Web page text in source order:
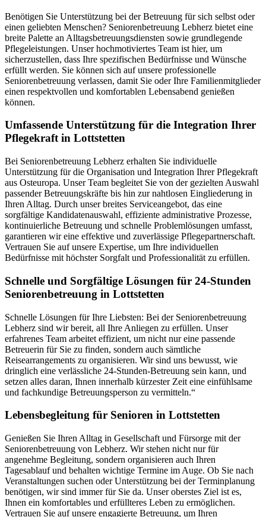
Benötigen Sie Unterstützung bei der Betreuung für sich selbst oder
einen geliebten Menschen? Seniorenbetreuung Lebherz bietet eine
breite Palette an Alltagsbetreuungsdiensten sowie grundlegende
Pflegeleistungen. Unser hochmotiviertes Team ist hier, um
sicherzustellen, dass Ihre spezifischen Bedürfnisse und Wünsche
erfüllt werden. Sie können sich auf unsere professionelle
Seniorenbetreuung verlassen, damit Sie oder Ihre Familienmitglieder
einen respektvollen und komfortablen Lebensabend genießen
können.
Umfassende Unterstützung für die Integration Ihrer
Pflegekraft in Lottstetten
Bei Seniorenbetreuung Lebherz erhalten Sie individuelle
Unterstützung für die Organisation und Integration Ihrer Pflegekraft
aus Osteuropa. Unser Team begleitet Sie von der gezielten Auswahl
passender Betreuungskräfte bis hin zur nahtlosen Eingliederung in
Ihren Alltag. Durch unser breites Serviceangebot, das eine
sorgfältige Kandidatenauswahl, effiziente administrative Prozesse,
kontinuierliche Betreuung und schnelle Problemlösungen umfasst,
garantieren wir eine effektive und zuverlässige Pflegepartnerschaft.
Vertrauen Sie auf unsere Expertise, um Ihre individuellen
Bedürfnisse mit höchster Sorgfalt und Professionalität zu erfüllen.
Schnelle und Sorgfältige Lösungen für 24-Stunden
Seniorenbetreuung in Lottstetten
Schnelle Lösungen für Ihre Liebsten: Bei der Seniorenbetreuung
Lebherz sind wir bereit, all Ihre Anliegen zu erfüllen. Unser
erfahrenes Team arbeitet effizient, um nicht nur eine passende
Betreuerin für Sie zu finden, sondern auch sämtliche
Reisearrangements zu organisieren. Wir sind uns bewusst, wie
dringlich eine verlässliche 24-Stunden-Betreuung sein kann, und
setzen alles daran, Ihnen innerhalb kürzester Zeit eine einfühlsame
und fachkundige Betreuungsperson zu vermitteln.“
Lebensbegleitung für Senioren in Lottstetten
Genießen Sie Ihren Alltag in Gesellschaft und Fürsorge mit der
Seniorenbetreuung von Lebherz. Wir stehen nicht nur für
angenehme Begleitung, sondern organisieren auch Ihren
Tagesablauf und behalten wichtige Termine im Auge. Ob Sie nach
Veranstaltungen suchen oder Unterstützung bei der Terminplanung
benötigen, wir sind immer für Sie da. Unser oberstes Ziel ist es,
Ihnen ein komfortables und erfüllteres Leben zu ermöglichen.
Vertrauen Sie auf unsere engagierte Betreuung, um Ihren